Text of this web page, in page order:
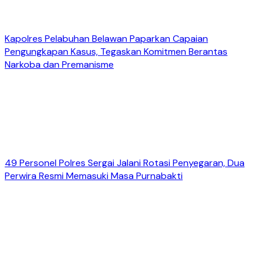
Kapolres Pelabuhan Belawan Paparkan Capaian
Pengungkapan Kasus, Tegaskan Komitmen Berantas
Narkoba dan Premanisme
49 Personel Polres Sergai Jalani Rotasi Penyegaran, Dua
Perwira Resmi Memasuki Masa Purnabakti